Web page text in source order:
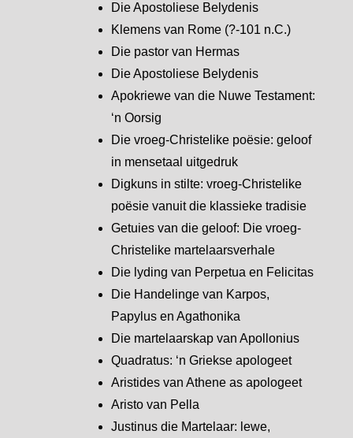
Die Apostoliese Belydenis
Klemens van Rome (?-101 n.C.)
Die pastor van Hermas
Die Apostoliese Belydenis
Apokriewe van die Nuwe Testament:
‘n Oorsig
Die vroeg-Christelike poësie: geloof
in mensetaal uitgedruk
Digkuns in stilte: vroeg-Christelike
poësie vanuit die klassieke tradisie
Getuies van die geloof: Die vroeg-
Christelike martelaarsverhale
Die lyding van Perpetua en Felicitas
Die Handelinge van Karpos,
Papylus en Agathonika
Die martelaarskap van Apollonius
Quadratus: ‘n Griekse apologeet
Aristides van Athene as apologeet
Aristo van Pella
Justinus die Martelaar: lewe,